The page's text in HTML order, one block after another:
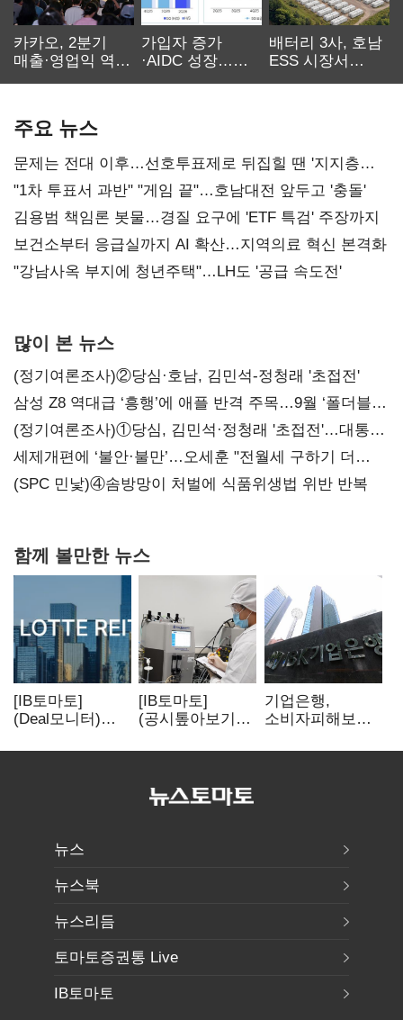
카카오, 2분기
매출·영업익 역대
가입자 증가
·AIDC 성장…
배터리 3사, 호남
ESS 시장서
주요 뉴스
문제는 전대 이후…선호투표제로 뒤집힐 땐 '지지층
불복'
"1차 투표서 과반" "게임 끝"…호남대전 앞두고 '충돌'
김용범 책임론 봇물…경질 요구에 'ETF 특검' 주장까지
보건소부터 응급실까지 AI 확산…지역의료 혁신 본격화
"강남사옥 부지에 청년주택"…LH도 '공급 속도전'
많이 본 뉴스
(정기여론조사)②당심·호남, 김민석-정청래 '초접전'
삼성 Z8 역대급 ‘흥행’에 애플 반격 주목…9월 ‘폴더블
대전’
(정기여론조사)①당심, 김민석·정청래 '초접전'…대통령
지지도 '50% 아래로'(종합)
세제개편에 ‘불안·불만’…오세훈 "전월세 구하기 더
힘들어질 것"
(SPC 민낯)④솜방망이 처벌에 식품위생법 위반 반복
함께 볼만한 뉴스
[IB토마토]
(Deal모니터)
발행…빠듯한
[IB토마토]
(공시톺아보기)
무엇이 '중요한
기업은행,
소비자피해보상
보이스피싱 공시
뉴스
뉴스북
뉴스리듬
토마토증권통 Live
IB토마토